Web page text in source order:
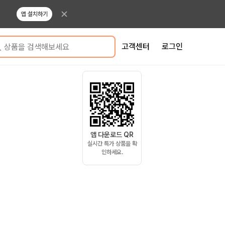
앱 설치하기
상품을 검색해보세요 고객센터 로그인
앱 다운로드 QR
실시간 특가 상품을 확
인하세요.